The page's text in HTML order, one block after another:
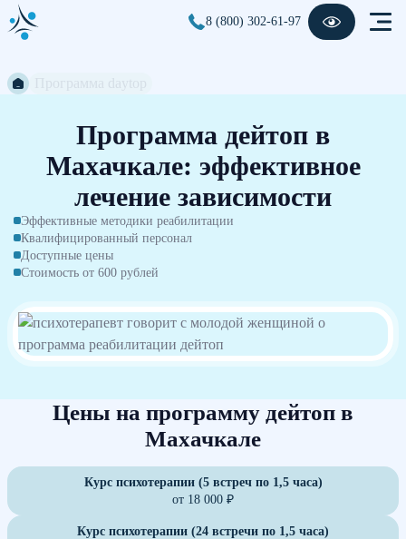
8 (800) 302-61-97
Программа дейтоп в
Махачкале: эффективное
лечение зависимости
Эффективные методики реабилитации
Квалифицированный персонал
Доступные цены
Стоимость от 600 рублей
Цены на программу дейтоп в
Махачкале
Курс психотерапии (5 встреч по 1,5 часа)
от 18 000 ₽
Курс психотерапии (24 встречи по 1,5 часа)